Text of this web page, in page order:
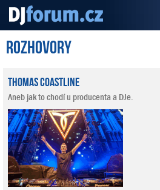
Server o DJ technice a DJingu
Rozhovory
Thomas Coastline
Aneb jak to chodí u producenta a DJe.